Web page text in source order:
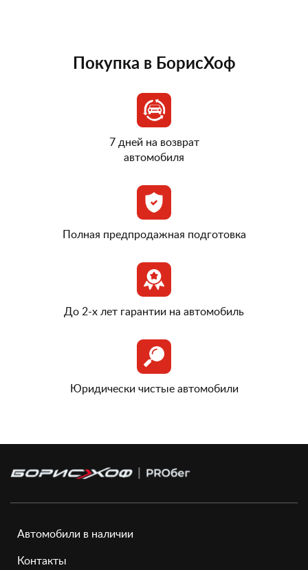
Покупка в БорисХоф
7 дней на возврат
автомобиля
Полная предпродажная подготовка
До 2-х лет гарантии на автомобиль
Юридически чистые автомобили
Автомобили в наличии
Контакты